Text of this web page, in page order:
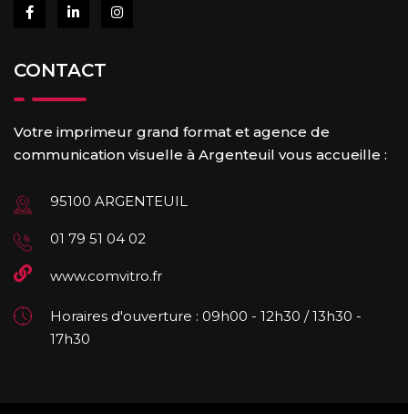
CONTACT
Votre imprimeur grand format et agence de
communication visuelle à Argenteuil vous accueille :
95100 ARGENTEUIL
01 79 51 04 02
www.comvitro.fr
Horaires d'ouverture : 09h00 - 12h30 / 13h30 -
17h30